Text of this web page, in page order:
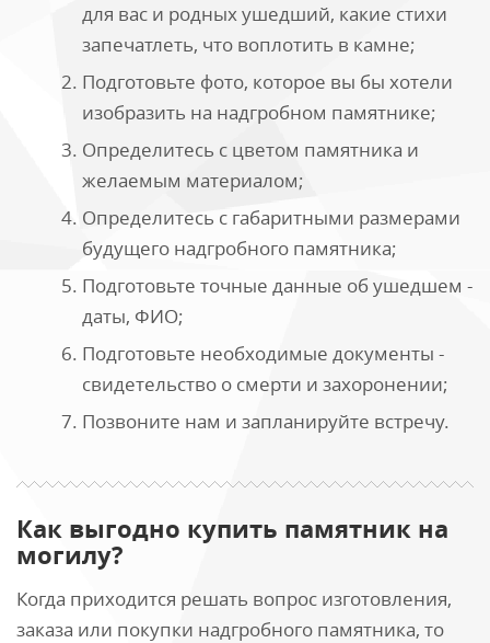
для вас и родных ушедший, какие стихи
запечатлеть, что воплотить в камне;
Подготовьте фото, которое вы бы хотели
изобразить на надгробном памятнике;
Определитесь с цветом памятника и
желаемым материалом;
Определитесь с габаритными размерами
будущего надгробного памятника;
Подготовьте точные данные об ушедшем -
даты, ФИО;
Подготовьте необходимые документы -
свидетельство о смерти и захоронении;
Позвоните нам и запланируйте встречу.
Как выгодно купить памятник на
могилу?
Когда приходится решать вопрос изготовления,
заказа или покупки надгробного памятника, то